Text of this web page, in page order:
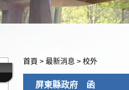
首頁 > 最新消息 > 校外
屏東縣政府 函